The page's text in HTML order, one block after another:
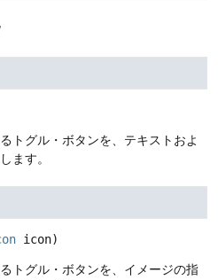
トグル・ボタンを、テキストおよ
ます。
icon)
トグル・ボタンを、イメージの指